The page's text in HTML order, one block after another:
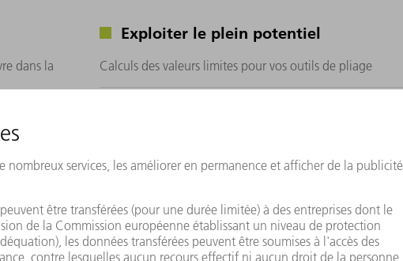
dans la
Exploiter le plein potentiel
Calculs des valeurs limites pour vos outils de pliage
et